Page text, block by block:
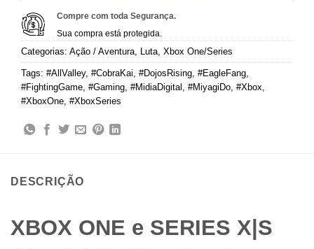
Compre com toda Segurança.
Sua compra está protegida.
Categorias: Ação / Aventura Luta Xbox One/Series
Tags: #AllValley, #CobraKai #DojosRising #EagleFang
#FightingGame #Gaming #MidiaDigital #MiyagiDo #Xbox
#XboxOne #XboxSeries
DESCRIÇÃO
XBOX ONE e SERIES X|S